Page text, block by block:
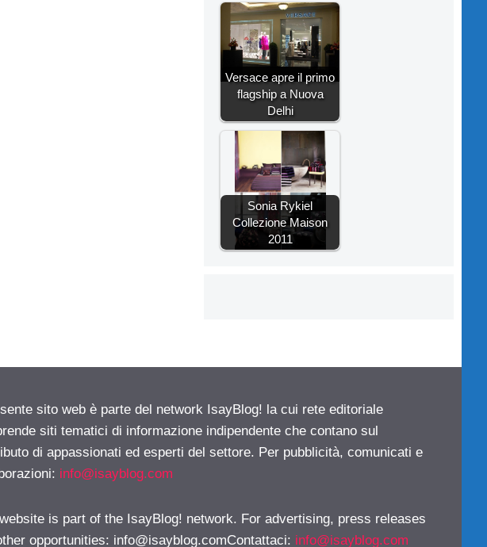
Versace apre il primo
flagship a Nuova
Delhi
Sonia Rykiel
Collezione Maison
2011
sito web è parte del network IsayBlog! la cui rete editoriale
siti tematici di informazione indipendente che contano sul
di appassionati ed esperti del settore. Per pubblicità, comunicati e
info@isayblog.com
is part of the IsayBlog! network. For advertising, press releases
opportunities: info@isayblog.comContattaci: info@isayblog.com